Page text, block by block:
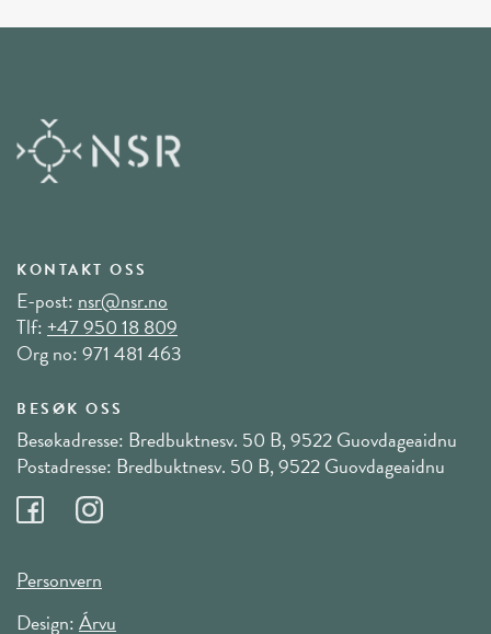
KONTAKT OSS
E-post:nsr@nsr.no
Tlf:+47 950 18 809
Org no: 971 481 463
BESØK OSS
Besøkadresse: Bredbuktnesv. 50 B, 9522 Guovdageaidnu
Postadresse: Bredbuktnesv. 50 B, 9522 Guovdageaidnu
Personvern
Design:Árvu